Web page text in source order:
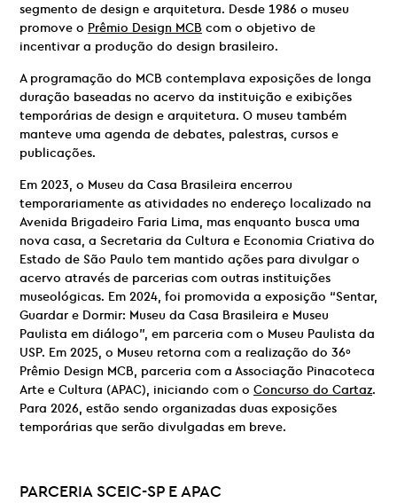
segmento de design e arquitetura. Desde 1986 o museu
promove o Prêmio Design MCB com o objetivo de
incentivar a produção do design brasileiro.
A programação do MCB contemplava exposições de longa
duração baseadas no acervo da instituição e exibições
temporárias de design e arquitetura. O museu também
manteve uma agenda de debates, palestras, cursos e
publicações.
Em 2023, o Museu da Casa Brasileira encerrou
temporariamente as atividades no endereço localizado na
Avenida Brigadeiro Faria Lima, mas enquanto busca uma
nova casa, a Secretaria da Cultura e Economia Criativa do
Estado de São Paulo tem mantido ações para divulgar o
acervo através de parcerias com outras instituições
museológicas. Em 2024, foi promovida a exposição “Sentar,
Guardar e Dormir: Museu da Casa Brasileira e Museu
Paulista em diálogo”, em parceria com o Museu Paulista da
USP. Em 2025, o Museu retorna com a realização do 36º
Prêmio Design MCB, parceria com a Associação Pinacoteca
Arte e Cultura (APAC), iniciando com o Concurso do Cartaz.
Para 2026, estão sendo organizadas duas exposições
temporárias que serão divulgadas em breve.
PARCERIASCEIC-SP EAPAC